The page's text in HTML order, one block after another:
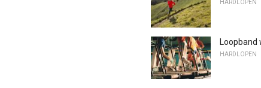
HARDLOPEN
HARDLOPEN